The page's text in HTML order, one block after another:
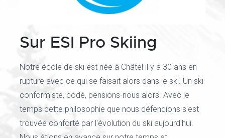
Sur ESI Pro Skiing
Notre école de ski est née à Châtel il y a 30 ans en
rupture avec ce qui se faisait alors dans le ski. Un ski
conformiste, codé, pensions-nous alors. Avec le
temps cette philosophie que nous défendions s'est
trouvée conforté par l'évolution du ski aujourd'hui.